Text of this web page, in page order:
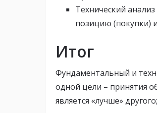
Технический
позицию (покупки)
Итог
Фундаментальный и
одной цели – принятия
является «лучше»